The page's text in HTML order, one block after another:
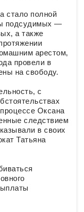
стало полной
подсудимых —
а также
арестом,
провели в
на свободу.
с
Оксана
следствием
в своих
Татьяна